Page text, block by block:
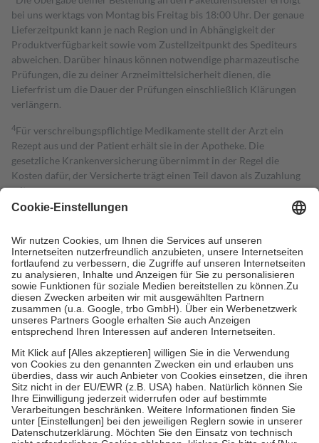
bei uns werktags von Montag bis Freitag bis 18:00 Uhr. Der genaue
Lieferzeitpunkt kann je nach Region und in Abhängigkeit der
Produktverfügbarkeit sowie vom Zustellzeitpunkt des Spediteurs
abweichen. Darüber hinaus können notwendige pharmazeutische
Prüfungen, die zu deiner Arzneimittelsicherheit dienen, die
Lieferfrist um die Dauer der Prüfungen einschließlich Klärungen
verlängern.
4Für verschreibungspflichtige Medikamente stellt der Arzt ein
Rezept aus und der Patient erhält sie in der Apotheke. Die
gesetzliche Krankenversicherung übernimmt in der Regel die
Kosten dafür, der Versicherte trägt einen Teil davon als Zuzahlung
mit.
Grundsätzlich leisten Mitglieder Zuzahlungen in Höhe von zehn
höchstens zehn Euro.
Es sind jedoch nie mehr als die tatsächlichen
Kosten der Leistung zu entrichten.
Diese Regeln gelten grundsätzlich auch für Online-Apotheken.
Bei Heilmitteln und häuslicher Krankenpflege beträgt die
Zuzahlung zehn Prozent der Kosten sowie zehn Euro je
Verordnung.
Um das Engagement der Versicherten für ihre eigene Gesundheit zu
stärken und die besondere Stellung der Familie zu unterstützen,
fallenkeine Zuzahlungenan bei:
• Kindern und Jugendlichen bis zum vollendeten 18. Lebensjahr
mit Ausnahme der Fahrkosten
• Untersuchungen zur Vorsorge und Früherkennung, die von der
GKV getragen werden
• empfohlenen Schutzimpfungen